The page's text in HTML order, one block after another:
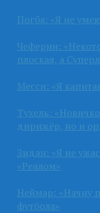
Погба: «Я не
Чеферин:
плоская, а
Месси: «Я
Тухель:
дирижёр, но и
Зидан: «Я не
«Реалом»
Неймар: «Начну
футбола»